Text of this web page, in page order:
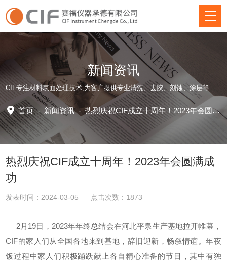
新闻资讯
CIF专注材料表面处理技术,为客户提供专业清洗、去胶、刻蚀、涂层等方面仪器装备和应用工艺解决方案！
首页- 新闻资讯-热烈庆祝CIF成立十周年！2023年会圆满成功
热烈庆祝CIF成立十周年！2023年会圆满成
功
发表时间：2024-03-05 点击次数：1873
2月19日，2023年年终总结会在河北平泉生产基地拉开帷幕，
CIF的家人们从全国各地来到基地，辞旧迎新，畅叙情谊。年夜
饭过程中家人们积极踊跃献上各自精心准备的节目，其中有独